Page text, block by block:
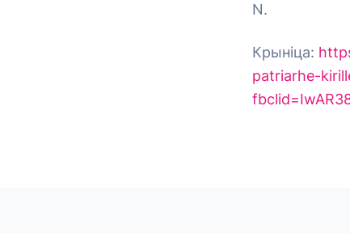
N.
Крыніца:
patriarhe-